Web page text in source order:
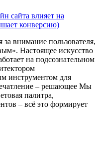
сайта влияет на
конверсию)
внимание пользователя,
Настоящее искусство
на подсознательном
инструментом для
– решающее Мы
палитра,
– всё это формирует